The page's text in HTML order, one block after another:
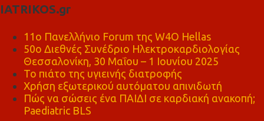
IATRIKOS.gr
11ο Πανελλήνιο Forum της W4O Hellas
50ο Διεθνές Συνέδριο Ηλεκτροκαρδιολογίας
Θεσσαλονίκη, 30 Μαΐου – 1 Ιουνίου 2025
Το πιάτο της υγιεινής διατροφής
Χρήση εξωτερικού αυτόματου απινιδωτή
Πώς να σώσεις ένα ΠΑΙΔΙ σε καρδιακή ανακοπή;
Paediatric BLS